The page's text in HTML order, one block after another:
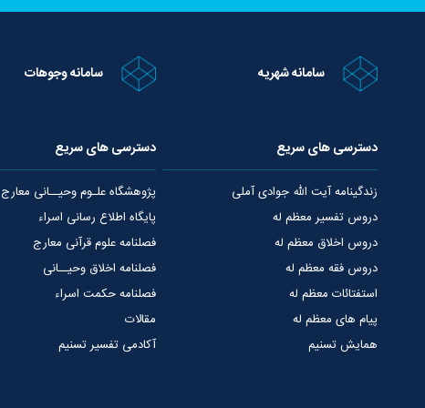
سامانه شهریه سامانه وجوهات
دسترسی های سریع
زندگینامه آیت الله جوادی آملی
دروس تفسیر معظم له
دروس اخلاق معظم له
دروس فقه معظم له
استفتائات معظم له
پیام های معظم له
همایش تسنیم
دسترسی های سریع
پژوهشگاه علـوم وحیــانی معارج
پایگاه اطلاع رسانی اسراء
فصلنامه علوم قرآنی معارج
فصلنامه اخلاق وحیــانی
فصلنامه حکمت اسراء
مقالات
آکادمی تفسیر تسنیم